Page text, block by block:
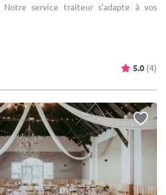
Notre service traiteur s’adapte à vos
5.0 (4)